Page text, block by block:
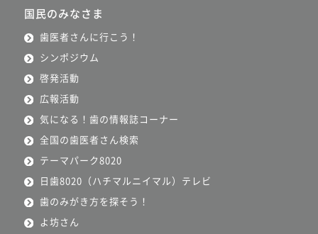
国民のみなさま
歯医者さんに行こう！
シンポジウム
啓発活動
広報活動
気になる！歯の情報誌コーナー
全国の歯医者さん検索
テーマパーク8020
日歯8020（ハチマルニイマル）テレビ
歯のみがき方を探そう！
よ坊さん